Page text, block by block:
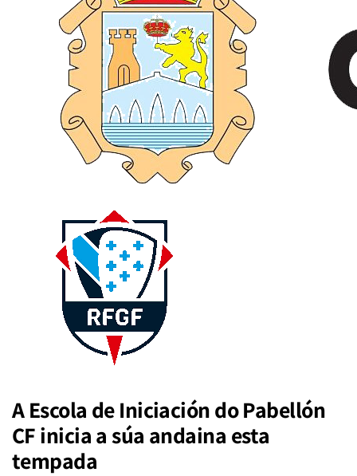
A Escola de Iniciación do Pabellón
CF inicia a súa andaina esta
tempada